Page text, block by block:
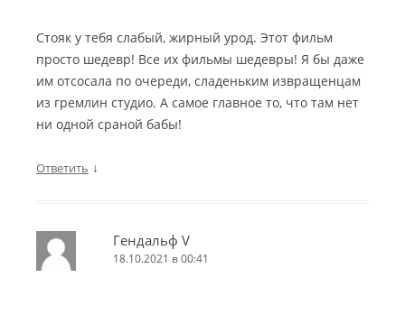
Стояк у тебя слабый, жирный урод. Этот фильм
просто шедевр! Все их фильмы шедевры! Я бы даже
им отсосала по очереди, сладеньким извращенцам
из гремлин студио. А самое главное то, что там нет
ни одной сраной бабы!
Ответить ↓
Гендальф V
18.10.2021 в 00:41